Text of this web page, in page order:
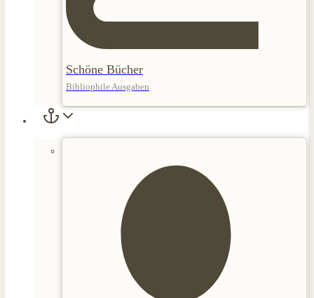
Schöne Bücher
Bibliophile Ausgaben